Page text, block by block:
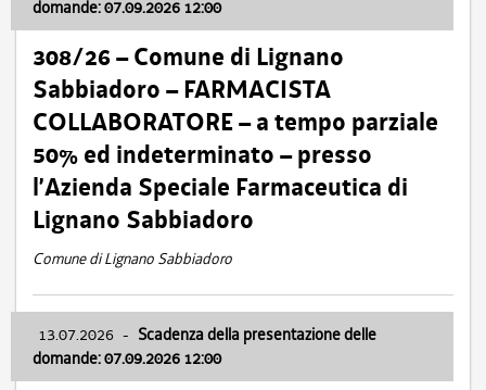
domande: 07.09.2026 12:00
308/26 – Comune di Lignano
Sabbiadoro – FARMACISTA
COLLABORATORE – a tempo parziale
50% ed indeterminato – presso
l’Azienda Speciale Farmaceutica di
Lignano Sabbiadoro
Comune di Lignano Sabbiadoro
13.07.2026 - Scadenza della presentazione delle
domande: 07.09.2026 12:00